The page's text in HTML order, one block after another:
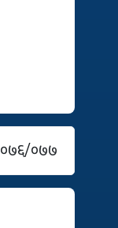
०७६/०७७